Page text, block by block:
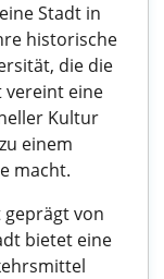
Stadt in
historische
die die
vereint eine
Kultur
einem
macht.
von
bietet eine